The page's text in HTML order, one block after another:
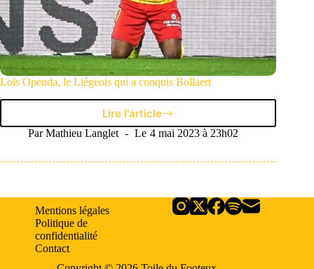
Loïs Openda, le Liégeois qui a conquis Bollaert
Lire l'article
Loïs
Openda,
Liégeois
conquis
Bollaert
Par Mathieu Langlet Le 4 mai 2023 à 23h02
Mentions légales
Politique de
confidentialité
Contact